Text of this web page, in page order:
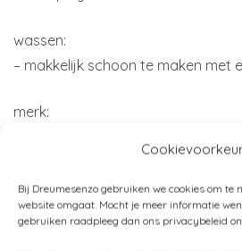
Bij Dreumesenzo gebruiken we cookies om te
website omgaat. Mocht je meer informatie
gebruiken raadpleeg dan ons privacybeleid
wassen:
– makkelijk schoon te maken met
merk:
Ps. Leuk kraamcadeau, wij pakken